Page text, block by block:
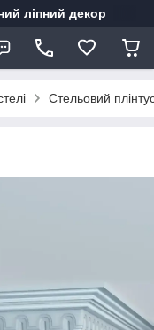
ліпний декор
Стельовий